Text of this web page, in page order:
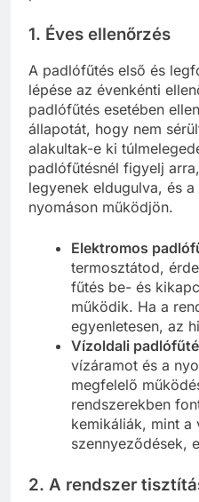
1. Éves ellenőrzés
A padlófűtés első és
lépése az évenkénti
padlófűtés esetében
állapotát, hogy nem
alakultak-e ki
padlófűtésnél figyelj
legyenek eldugulva, és
nyomáson működjön.
Elektromos
termosztátod,
fűtés be- és
működik. Ha a
egyenletesen, az
Vízoldali
vízáramot és a
megfelelő
rendszerekben
kemikáliák, mint a
szennyeződések,
2. A rendszer